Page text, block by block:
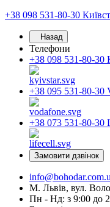
+38 098 531-80-30
Назад
Телефони
+38 098 531-80-30
+38 095 531-80-30
+38 073 531-80-30
Замовити дзвінок
М. Львів, вул.
Пн - Нд: з 9:00 до